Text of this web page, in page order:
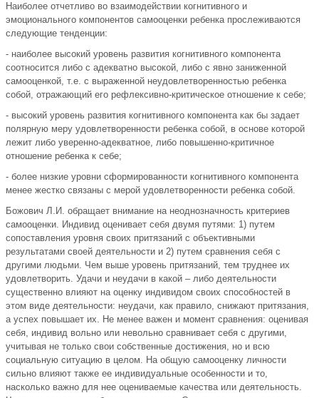
Наиболее отчетливо во взаимодействии когнитивного и
эмоционального компонентов самооценки ребенка прослеживаются
следующие тенденции:
- наиболее высокий уровень развития когнитивного компонента
соотносится либо с адекватно высокой, либо с явно заниженной
самооценкой, т.е. с выраженной неудовлетворенностью ребенка
собой, отражающий его рефлексивно-критическое отношение к себе;
- высокий уровень развития когнитивного компонента как бы задает
полярную меру удовлетворенности ребенка собой, в основе которой
лежит либо уверенно-адекватное, либо повышенно-критичное
отношение ребенка к себе;
- более низкие уровни сформированности когнитивного компонента
менее жестко связаны с мерой удовлетворенности ребенка собой.
Божович Л.И. обращает внимание на неоднозначность критериев
самооценки. Индивид оценивает себя двумя путями: 1) путем
сопоставления уровня своих притязаний с объективными
результатами своей деятельности и 2) путем сравнения себя с
другими людьми. Чем выше уровень притязаний, тем труднее их
удовлетворить. Удачи и неудачи в какой – либо деятельности
существенно влияют на оценку индивидом своих способностей в
этом виде деятельности: неудачи, как правило, снижают притязания,
а успех повышает их. Не менее важен и момент сравнения: оценивая
себя, индивид вольно или невольно сравнивает себя с другими,
учитывая не только свои собственные достижения, но и всю
социальную ситуацию в целом. На общую самооценку личности
сильно влияют также ее индивидуальные особенности и то,
насколько важно для нее оцениваемые качества или деятельность.